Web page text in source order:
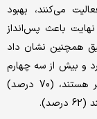
می‌کنند، بهبود
بهره‌وری کارکنان را گزارش کردند. از همه مهم‌تر در نهایت باعث پس‌‎انداز
تحقیق همچنین نشان داد
و بیش از سه چهارم
(78 درصد) مشاغل گفتند که کارمندان‌شان شادتر هستند، (70 درصد)